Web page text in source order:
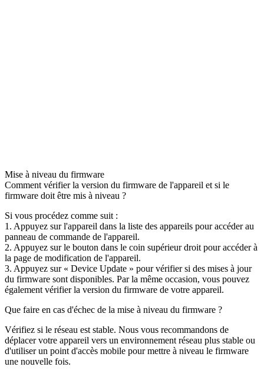
Mise à niveau du firmware
Comment vérifier la version du firmware de l'appareil et si le
firmware doit être mis à niveau ?
Si vous procédez comme suit :
1. Appuyez sur l'appareil dans la liste des appareils pour accéder au
panneau de commande de l'appareil.
2. Appuyez sur le bouton dans le coin supérieur droit pour accéder à
la page de modification de l'appareil.
3. Appuyez sur « Device Update » pour vérifier si des mises à jour
du firmware sont disponibles. Par la même occasion, vous pouvez
également vérifier la version du firmware de votre appareil.
Que faire en cas d'échec de la mise à niveau du firmware ?
Vérifiez si le réseau est stable. Nous vous recommandons de
déplacer votre appareil vers un environnement réseau plus stable ou
d'utiliser un point d'accès mobile pour mettre à niveau le firmware
une nouvelle fois.